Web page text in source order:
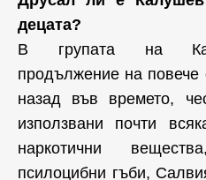
децата?
В групата на
продължение на повече
назад във времето,
използвани почти
наркотични
псилоцибни гъби,